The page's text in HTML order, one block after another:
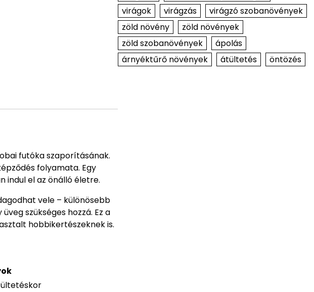
futóka szaporításának.
folyamata. Egy
indul el az önálló életre.
vele – különösebb
szükséges hozzá. Ez a
hobbikertészeknek is.
virágok
virágzás
virágzó szobanövények
zöld növény
zöld növények
zöld szobanövények
ápolás
árnyéktűrő növények
átültetés öntözés